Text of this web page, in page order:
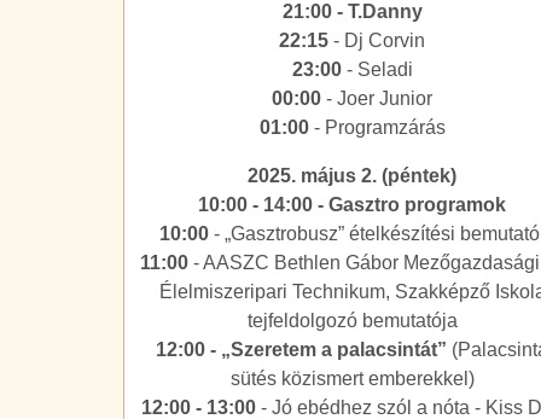
21:00 - T.Danny
22:15- Dj Corvin
23:00 - Seladi
00:00- Joer Junior
01:00 - Programzárás
2025. május 2. (péntek)
10:00 - 14:00 - Gasztro programok
10:00 - „Gasztrobusz” ételkészítési bemutató
11:00- AASZC Bethlen Gábor
Élelmiszeripari Technikum, Szakképző
tejfeldolgozó bemutatója
12:00 - „Szeretem a palacsintát”
sütés közismert emberekkel)
12:00 - 13:00- Jó ebédhez szól a nóta - Kiss